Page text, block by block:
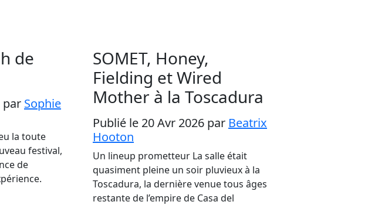
de
par Sophie
la toute
festival,
de
SOMET, Honey,
Fielding et Wired
Mother à la Toscadura
Publié le 20 Avr 2026 par Beatrix
Hooton
Un lineup prometteur La salle était
quasiment pleine un soir pluvieux à la
Toscadura, la dernière venue tous âges
restante de l’empire de Casa del